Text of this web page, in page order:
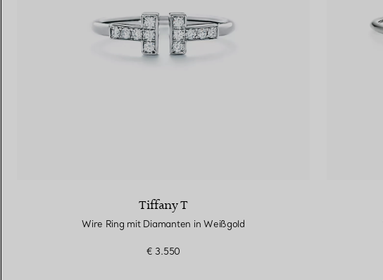
Tiffany T
Wire Ring mit Diamanten in Weißgold
€ 3.550